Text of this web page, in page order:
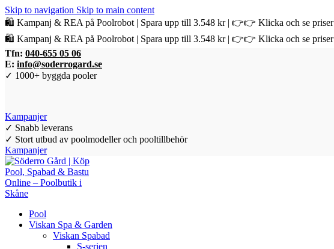
Skip to navigation Skip to main content
🛍️ Kampanj & REA på Poolrobot | Spara upp till 3.548 kr | 👉👉 Klicka och se priser
🛍️ Kampanj & REA på Poolrobot | Spara upp till 3.548 kr | 👉👉 Klicka och se priser
Tfn: 040-655 05 06
E: info@soderrogard.se
✓ 1000+ byggda pooler
Kampanjer
✓ Snabb leverans
✓ Stort utbud av poolmodeller och pooltillbehör
Kampanjer
Pool
Viskan Spa & Garden
Viskan Spabad
S-serien